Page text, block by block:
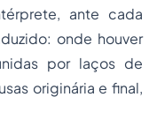
ante cada
onde houver
por laços de
originária e final,